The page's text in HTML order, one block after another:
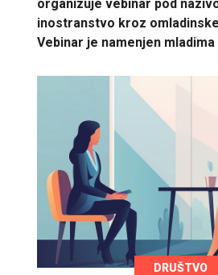
organizuje vebinar pod
inostranstvo kroz
Vebinar je namenjen
DRUŠTVO